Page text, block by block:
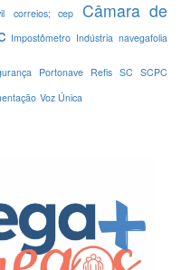
correios; cep
Câmara de
Impostômetro Indústria navegafolia
Portonave Refis SC SCPC
Voz Única